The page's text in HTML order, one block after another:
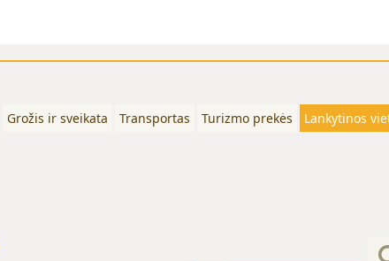
Grožis ir sveikata Transportas Turizmo prekės Lankytinos